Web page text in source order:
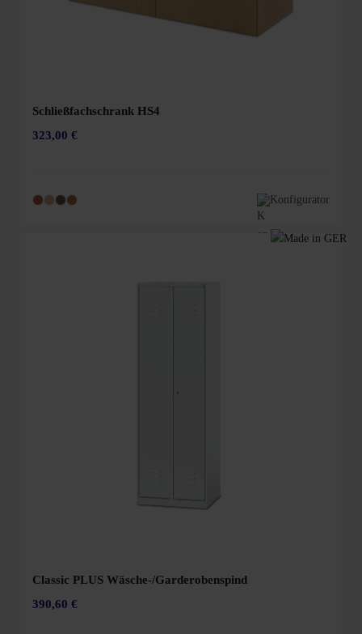
Schließfachschrank HS4
323,00 €
Konfigurator
Classic PLUS Wäsche-/Garderobenspind
390,60 €